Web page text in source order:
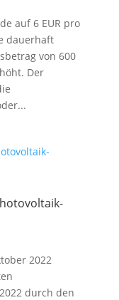
auf 6 EUR pro
dauerhaft
von 600
Der
2022
durch den